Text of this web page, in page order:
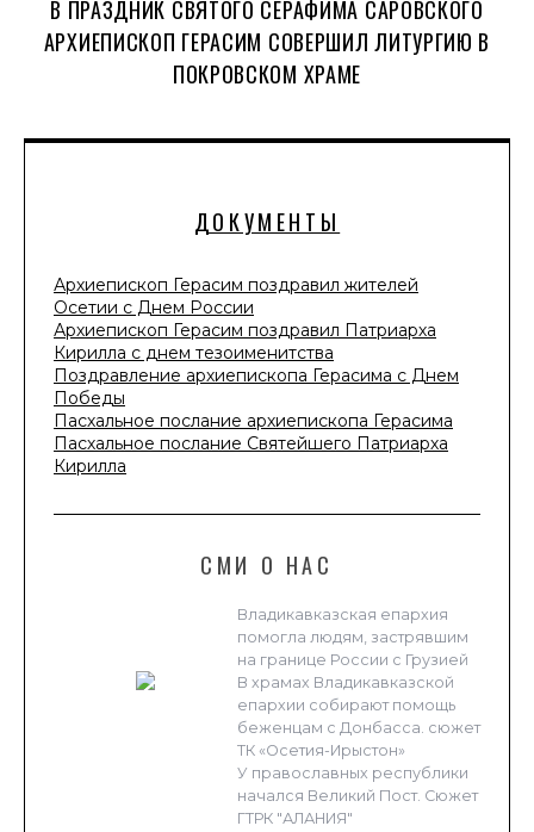
ДОКУМЕНТЫ
Архиепископ Герасим поздравил жителей
Осетии с Днем России
Архиепископ Герасим поздравил Патриарха
Кирилла с днем тезоименитства
Поздравление архиепископа Герасима с Днем
Победы
Пасхальное послание архиепископа Герасима
Пасхальное послание Святейшего Патриарха
Кирилла
СМИ О НАС
Владикавказская епархия
помогла людям, застрявшим
на границе России с Грузией
В храмах Владикавказской
епархии собирают помощь
беженцам с Донбасса. сюжет
ТК «Осетия-Ирыстон»
У православных республики
начался Великий Пост. Сюжет
ГТРК "АЛАНИЯ"
В ПРАЗДНИК СВЯТОГО СЕРАФИМА САРОВСКОГО
АРХИЕПИСКОП ГЕРАСИМ СОВЕРШИЛ ЛИТУРГИЮ В
ПОКРОВСКОМ ХРАМЕ